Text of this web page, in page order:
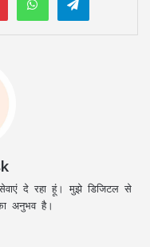
दे रहा हूं। मुझे डिजिटल से
अनुभव है।